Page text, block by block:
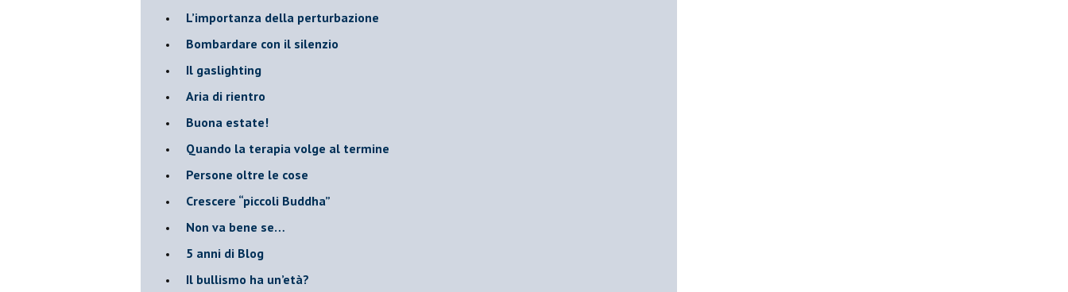
L’importanza della perturbazione
​Bombardare con il silenzio
Il gaslighting
Aria di rientro
Buona estate!
​Quando la terapia volge al termine
​Persone oltre le cose
​Crescere “piccoli Buddha”
Non va bene se…
​5 anni di Blog
​Il bullismo ha un’età?